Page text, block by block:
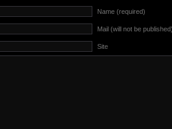
Name (required)
Mail (will not be
Site